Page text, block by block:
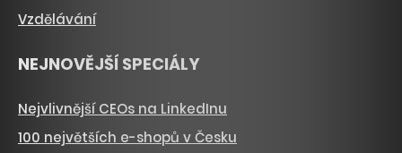
Vzdělávání
NEJNOVĚJŠÍ SPECIÁLY
Nejvlivnější CEOs na LinkedInu
100 největších e-shopů v Česku